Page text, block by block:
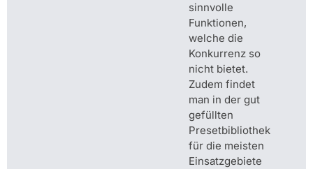
sinnvolle
Funktionen,
welche die
Konkurrenz so
nicht bietet.
Zudem findet
man in der gut
gefüllten
Presetbibliothek
für die meisten
Einsatzgebiete